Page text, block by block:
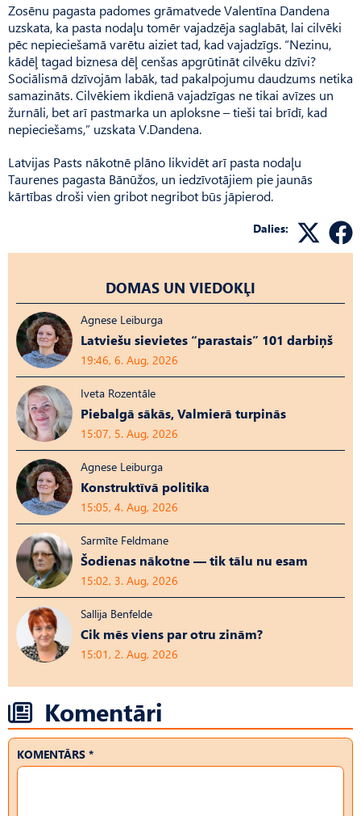
Zosēnu pagasta padomes grāmatvede Valentīna Dandena
uzskata, ka pasta nodaļu tomēr vajadzēja saglabāt, lai cilvēki
pēc nepieciešamā varētu aiziet tad, kad vajadzīgs. “Nezinu,
kādēļ tagad biznesa dēļ cenšas apgrūtināt cilvēku dzīvi?
Sociālismā dzīvojām labāk, tad pakalpojumu daudzums netika
samazināts. Cilvēkiem ikdienā vajadzīgas ne tikai avīzes un
žurnāli, bet arī pastmarka un aploksne – tieši tai brīdī, kad
nepieciešams,” uzskata V.Dandena.
Latvijas Pasts nākotnē plāno likvidēt arī pasta nodaļu
Taurenes pagasta Bānūžos, un iedzīvotājiem pie jaunās
kārtības droši vien gribot negribot būs jāpierod.
Dalies:
DOMAS UN VIEDOKĻI
Agnese Leiburga
Latviešu sievietes “parastais” 101 darbiņš
19:46, 6. Aug, 2026
Iveta Rozentāle
Piebalgā sākās, Valmierā turpinās
15:07, 5. Aug, 2026
Agnese Leiburga
Konstruktīvā politika
15:05, 4. Aug, 2026
Sarmīte Feldmane
Šodienas nākotne — tik tālu nu esam
15:02, 3. Aug, 2026
Sallija Benfelde
Cik mēs viens par otru zinām?
15:01, 2. Aug, 2026
Komentāri
KOMENTĀRS *